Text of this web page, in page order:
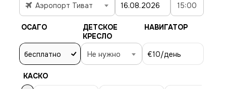
Аэропорт Тиват
15:00
ОСАГО
бесплатно
ДЕТСКОЕ
КРЕСЛО
Не нужно
НАВИГАТОР
€10/день
КАСКО